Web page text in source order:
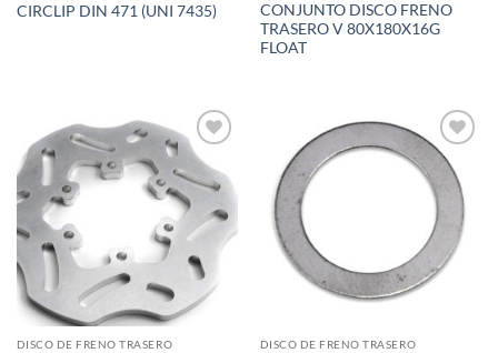
CIRCLIP DIN 471 (UNI 7435)
CONJUNTO DISCO FRENO
TRASERO V 80X180X16G
FLOAT
Add to
wishlist
DISCO DE FRENO TRASERO
Add to
wishlist
DISCO DE FRENO TRASERO